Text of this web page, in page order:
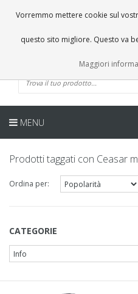
IT
MENU
Prodotti taggati con Ceasar
Ordina per:
CATEGORIE
Vorremmo mettere cookie sul
questo sito migliore. Questo va
Maggiori